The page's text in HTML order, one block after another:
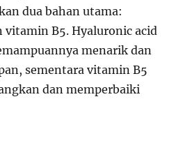
dua bahan utama:
vitamin B5. Hyaluronic acid
menarik dan
sementara vitamin B5
dan memperbaiki